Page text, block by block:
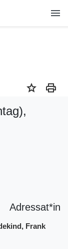
menu
star print
,
Adressat*in
Frank